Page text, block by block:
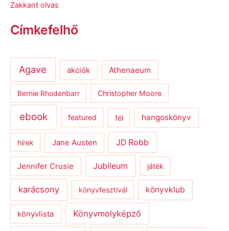
Zakkant olvas
Címkefelhő
Agave akciók Athenaeum
Bernie Rhodenbarr Christopher Moore
ebook featured fél hangoskönyv
hírek Jane Austen JD Robb
Jennifer Crusie Jubileum játék
karácsony könyvfesztivál könyvklub
könyvlista Könyvmolyképző